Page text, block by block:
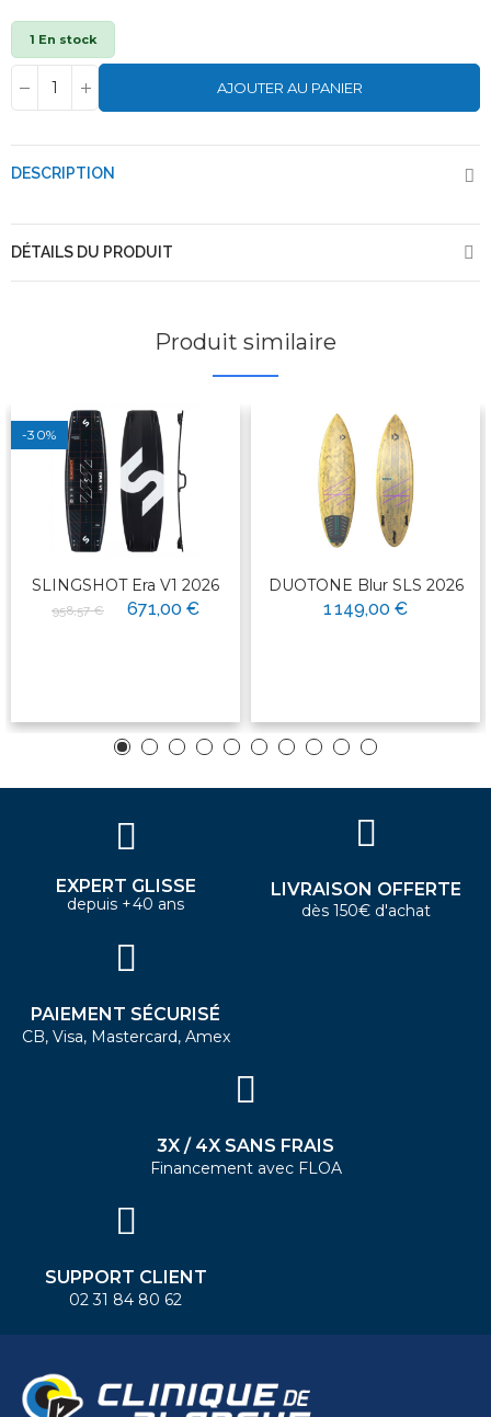
1 En stock
AJOUTER AU PANIER
DESCRIPTION
DÉTAILS DU PRODUIT
Produit similaire
-30%
SLINGSHOT Era V1 2026
958,57 € 671,00 €
DUOTONE Blur SLS 2026
1 149,00 €
EXPERT GLISSE
depuis +40 ans
LIVRAISON OFFERTE
dès 150€ d'achat
PAIEMENT SÉCURISÉ
CB, Visa, Mastercard, Amex
3X / 4X SANS FRAIS
Financement avec FLOA
SUPPORT CLIENT
02 31 84 80 62